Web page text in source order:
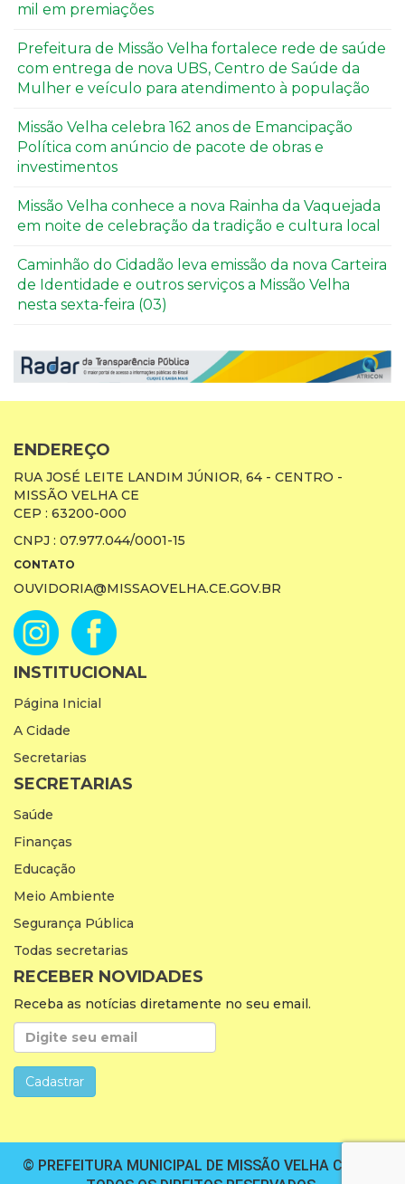
mil em premiações
Prefeitura de Missão Velha fortalece rede de saúde
com entrega de nova UBS, Centro de Saúde da
Mulher e veículo para atendimento à população
Missão Velha celebra 162 anos de Emancipação
Política com anúncio de pacote de obras e
investimentos
Missão Velha conhece a nova Rainha da Vaquejada
em noite de celebração da tradição e cultura local
Caminhão do Cidadão leva emissão da nova Carteira
de Identidade e outros serviços a Missão Velha
nesta sexta-feira (03)
ENDEREÇO
RUA JOSÉ LEITE LANDIM JÚNIOR, 64 - CENTRO -
MISSÃO VELHA CE
CEP : 63200-000
CNPJ : 07.977.044/0001-15
CONTATO
OUVIDORIA@MISSAOVELHA.CE.GOV.BR
INSTITUCIONAL
Página Inicial
A Cidade
Secretarias
SECRETARIAS
Saúde
Finanças
Educação
Meio Ambiente
Segurança Pública
Todas secretarias
RECEBER NOVIDADES
Receba as notícias diretamente no seu email.
© PREFEITURA MUNICIPAL DE MISSÃO VELHA CEARÁ.